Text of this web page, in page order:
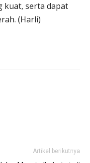
kuat, serta dapat
(Harli)
Artikel berikutnya